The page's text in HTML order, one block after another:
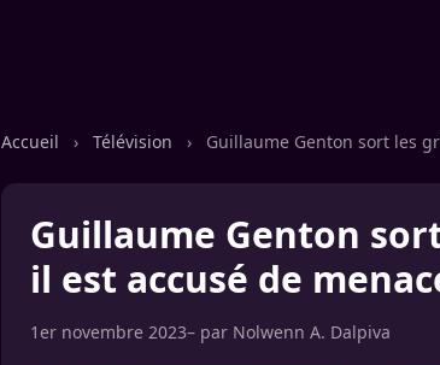
Accueil › Télévision › Guillaume Genton sort les
Guillaume Genton
il est accusé de
1er novembre 2023– par Nolwenn A. Dalpiva